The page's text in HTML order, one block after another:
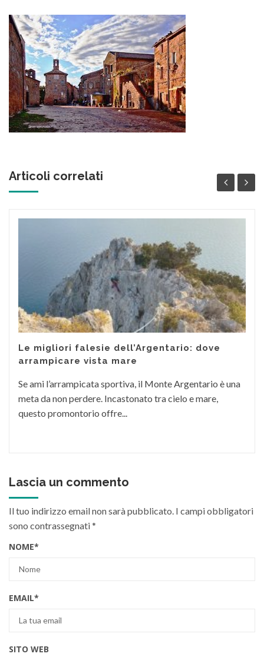
Articoli correlati
Le migliori falesie dell’Argentario: dove
arrampicare vista mare
Se ami l’arrampicata sportiva, il Monte Argentario è una
meta da non perdere. Incastonato tra cielo e mare,
questo promontorio offre...
Lascia un commento
Il tuo indirizzo email non sarà pubblicato. I campi obbligatori
sono contrassegnati*
NOME*
EMAIL*
SITO WEB